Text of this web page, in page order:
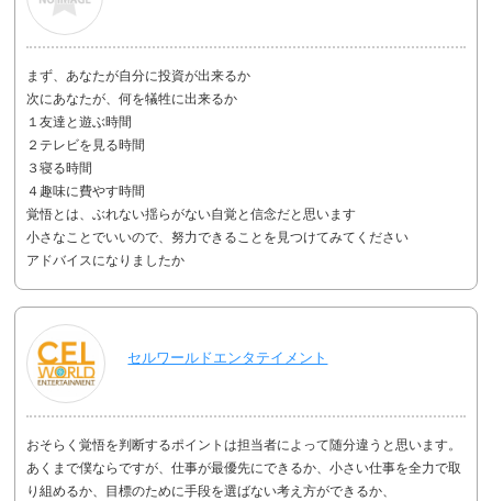
まず、あなたが自分に投資が出来るか
次にあなたが、何を犠牲に出来るか
１友達と遊ぶ時間
２テレビを見る時間
３寝る時間
４趣味に費やす時間
覚悟とは、ぶれない揺らがない自覚と信念だと思います
小さなことでいいので、努力できることを見つけてみてください
アドバイスになりましたか
セルワールドエンタテイメント
おそらく覚悟を判断するポイントは担当者によって随分違うと思います。
あくまで僕ならですが、仕事が最優先にできるか、小さい仕事を全力で取
り組めるか、目標のために手段を選ばない考え方ができるか、